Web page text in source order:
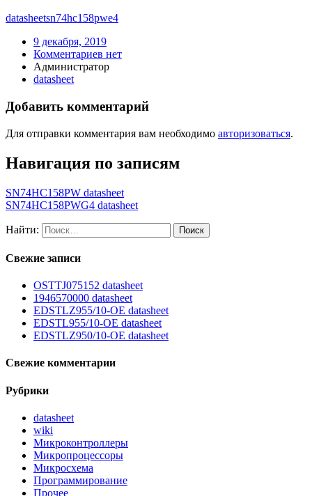
datasheetsn74hc158pwe4
9 декабря, 2019
Комментариев нет
Администратор
datasheet
Добавить комментарий
Для отправки комментария вам необходимо авторизоваться.
Навигация по записям
SN74HC158PW datasheet
SN74HC158PWG4 datasheet
Найти:
Свежие записи
OSTTJ075152 datasheet
1946570000 datasheet
EDSTLZ955/10-OE datasheet
EDSTL955/10-OE datasheet
EDSTLZ950/10-OE datasheet
Свежие комментарии
Рубрики
datasheet
wiki
Микроконтроллеры
Микропроцессоры
Микросхема
Программирование
Прочее